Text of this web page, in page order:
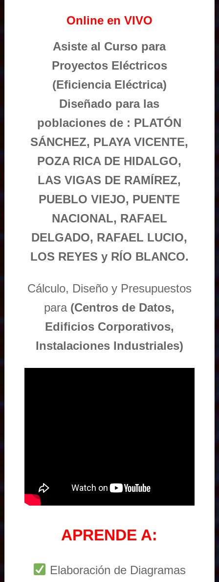
Online en VIVO
Asiste al Curso para
Proyectos Eléctricos
(Eficiencia Eléctrica)
Diseñado para las
poblaciones de : PLATÓN
SÁNCHEZ, PLAYA VICENTE,
POZA RICA DE HIDALGO,
LAS VIGAS DE RAMÍREZ,
PUEBLO VIEJO, PUENTE
NACIONAL, RAFAEL
DELGADO, RAFAEL LUCIO,
LOS REYES y RÍO BLANCO.
Cálculo, Diseño y Presupuestos
para (Centros de Datos,
Edificios Corporativos,
Instalaciones Industriales)
APRENDE A:
Elaboración de Diagramas